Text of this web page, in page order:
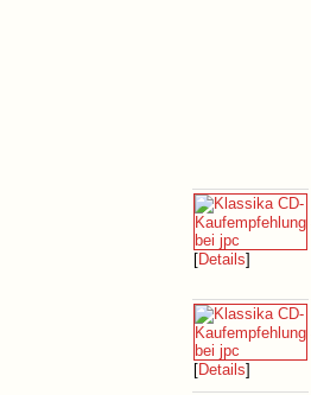
[Details]
[Details]